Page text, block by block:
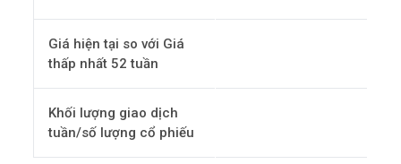
Giá hiện tại so với Giá
thấp nhất 52 tuần
Khối lượng giao dịch
tuần/số lượng cổ phiếu